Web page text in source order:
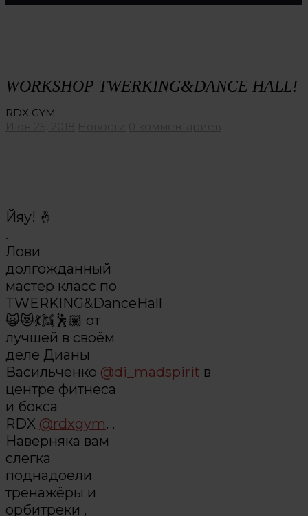
WORKSHOP TWERKING&DANCE HALL!
RDX GYM
Йяу! 🤞
.
Лови
долгожданный
мастер класс по
TWERKING&DanceHall
🙀😻💃👯🕺🏽 от
лучшей в своём
деле Дианы
Васильченко @di_madspirit в
центре фитнеса
и бокса
RDX @rdxgym. .
Наверняка вам
слегка
поднадоели
тренажёры и
орбитреки ,